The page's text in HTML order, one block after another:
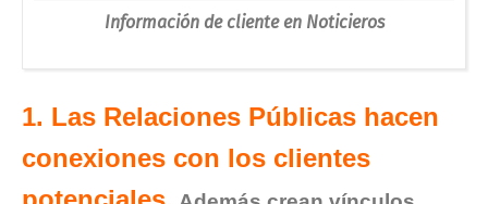
Información de cliente en Noticieros
1. Las Relaciones Públicas hacen
conexiones con los clientes